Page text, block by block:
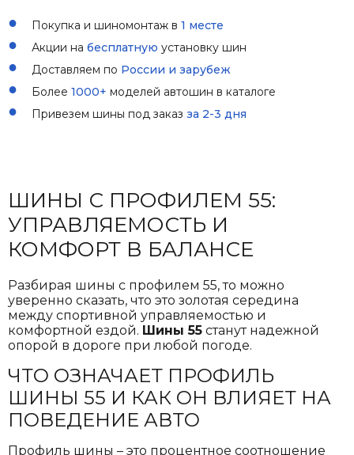
Покупка и шиномонтаж в 1 месте
Акции на бесплатную установку шин
Доставляем по России и зарубеж
Более 1000+ моделей автошин в каталоге
Привезем шины под заказ за 2-3 дня
ШИНЫ С ПРОФИЛЕМ 55:
УПРАВЛЯЕМОСТЬ И
КОМФОРТ В БАЛАНСЕ
Разбирая шины с профилем 55, то можно
уверенно сказать, что это золотая середина
между спортивной управляемостью и
комфортной ездой. Шины 55 станут надежной
опорой в дороге при любой погоде.
ЧТО ОЗНАЧАЕТ ПРОФИЛЬ
ШИНЫ 55 И КАК ОН ВЛИЯЕТ НА
ПОВЕДЕНИЕ АВТО
Профиль шины – это процентное соотношение